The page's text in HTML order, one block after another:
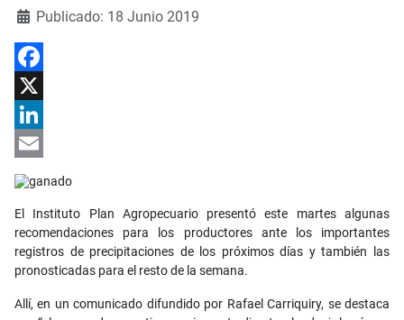
Detalles
Publicado: 18 Junio 2019
Facebook
X
LinkedIn
Email
El Instituto Plan Agropecuario presentó este martes algunas
recomendaciones para los productores ante los importantes
registros de precipitaciones de los próximos días y también las
pronosticadas para el resto de la semana.
Allí, en un comunicado difundido por Rafael Carriquiry, se destaca